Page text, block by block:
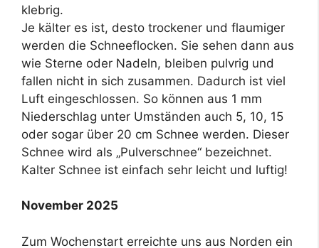
klebrig.
Je kälter es ist, desto trockener und flaumiger
werden die Schneeflocken. Sie sehen dann aus
wie Sterne oder Nadeln, bleiben pulvrig und
fallen nicht in sich zusammen. Dadurch ist viel
Luft eingeschlossen. So können aus 1 mm
Niederschlag unter Umständen auch 5, 10, 15
oder sogar über 20 cm Schnee werden. Dieser
Schnee wird als „Pulverschnee“ bezeichnet.
Kalter Schnee ist einfach sehr leicht und luftig!
November 2025
Zum Wochenstart erreichte uns aus Norden ein